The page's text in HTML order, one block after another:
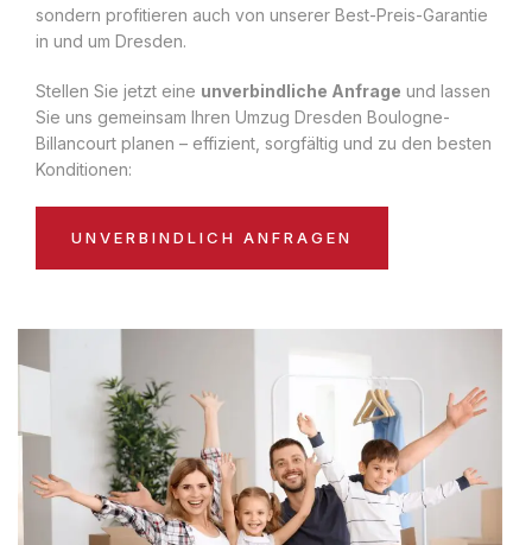
sondern profitieren auch von unserer Best-Preis-Garantie
in und um Dresden.
Stellen Sie jetzt eine unverbindliche Anfrage und lassen
Sie uns gemeinsam Ihren Umzug Dresden Boulogne-
Billancourt planen – effizient, sorgfältig und zu den besten
Konditionen:
UNVERBINDLICH ANFRAGEN